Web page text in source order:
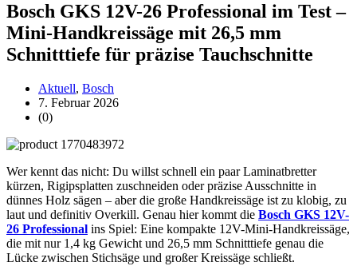
Bosch GKS 12V-26 Professional im Test –
Mini-Handkreissäge mit 26,5 mm
Schnitttiefe für präzise Tauchschnitte
Aktuell, Bosch
7. Februar 2026
(0)
Wer kennt das nicht: Du willst schnell ein paar Laminatbretter
kürzen, Rigipsplatten zuschneiden oder präzise Ausschnitte in
dünnes Holz sägen – aber die große Handkreissäge ist zu klobig, zu
laut und definitiv Overkill. Genau hier kommt die Bosch GKS 12V-
26 Professional ins Spiel: Eine kompakte 12V-Mini-Handkreissäge,
die mit nur 1,4 kg Gewicht und 26,5 mm Schnitttiefe genau die
Lücke zwischen Stichsäge und großer Kreissäge schließt.